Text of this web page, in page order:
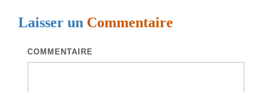
Laisser un Commentaire
COMMENTAIRE